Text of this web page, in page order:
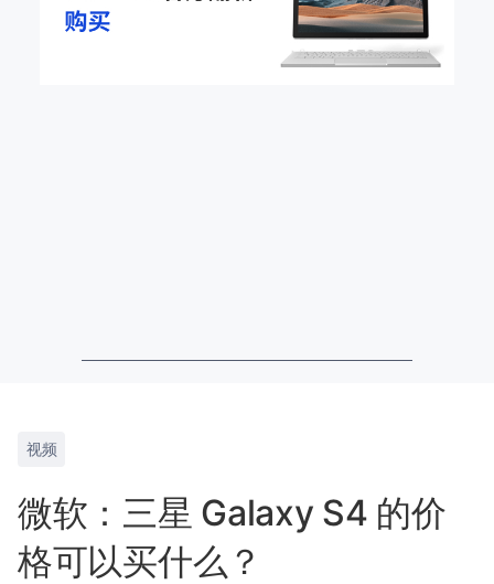
视频
微软：三星 Galaxy S4 的价
格可以买什么？